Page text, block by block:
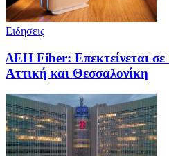
Ειδησεις
ΔΕΗ Fiber: Επεκτείνεται σε
Αττική και Θεσσαλονίκη